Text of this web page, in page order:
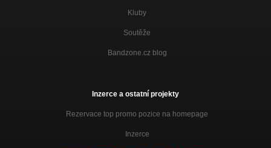
Kluby
Soutěže
Bandzone.cz blog
Inzerce a ostatní projekty
Rezervace top promo pozice na homepage
Inzerce